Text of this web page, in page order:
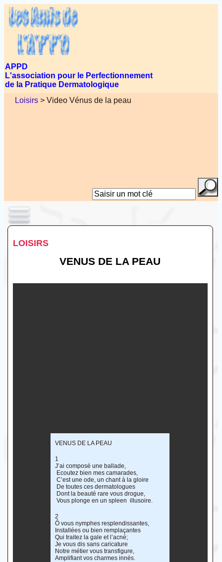
APPD
L'association pour le Perfectionnement
de la Pratique Dermatologique
Loisirs> Video Vénus de la peau
LOISIRS
VENUS DE LA PEAU
VENUS DE LA PEAU
1
J’ai composé une ballade,
Ecoutez bien mes camarades,
C’est une ode, un chant à la gloire
De toutes ces dermatologues
Dont la beauté rare vous drogue,
Vous plonge en un spleen illusoire.
2
Ô vous nymphes resplendissantes,
Installées ou bien remplaçantes
Qui traitez la gale et l’acné;
Je vous dis sans caricature
Notre métier vous transfigure,
Amplifiant vos charmes innés.